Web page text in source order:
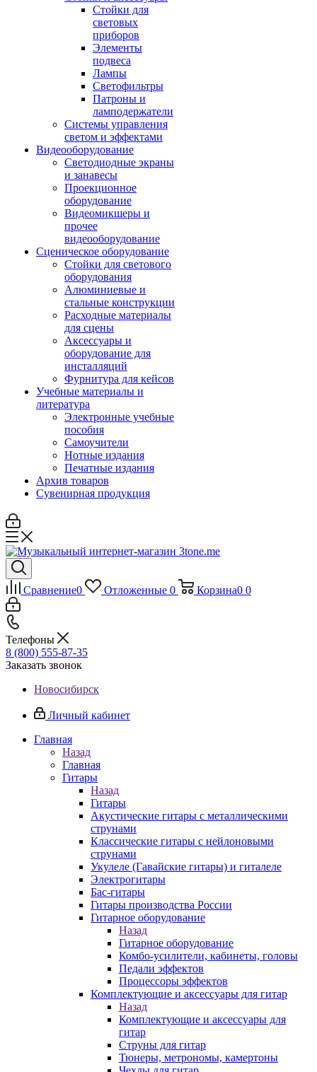
Стойки для
световых
приборов
Элементы
подвеса
Лампы
Светофильтры
Патроны и
ламподержатели
Системы управления
светом и эффектами
Видеооборудование
Светодиодные экраны
и занавесы
Проекционное
оборудование
Видеомикшеры и
прочее
видеооборудование
Сценическое оборудование
Стойки для светового
оборудования
Алюминиевые и
стальные конструкции
Расходные материалы
для сцены
Аксессуары и
оборудование для
инсталляций
Фурнитура для кейсов
Учебные материалы и
литература
Электронные учебные
пособия
Самоучители
Нотные издания
Печатные издания
Архив товаров
Сувенирная продукция
Сравнение0 Отложенные 0 Корзина0 0
Телефоны
8 (800) 555-87-35
Заказать звонок
Новосибирск
Личный кабинет
Главная
Назад
Главная
Гитары
Назад
Гитары
Акустические гитары с металлическими
струнами
Классические гитары с нейлоновыми
струнами
Укулеле (Гавайские гитары) и гиталеле
Электрогитары
Бас-гитары
Гитары производства России
Гитарное оборудование
Назад
Гитарное оборудование
Комбо-усилители, кабинеты, головы
Педали эффектов
Процессоры эффектов
Комплектующие и аксессуары для гитар
Назад
Комплектующие и аксессуары для
гитар
Струны для гитар
Тюнеры, метрономы, камертоны